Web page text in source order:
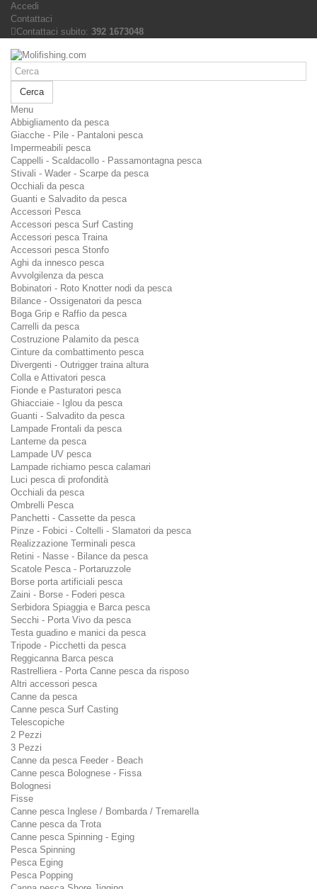
Accedi
Contattaci
Contattaci subito: 392 1673048
Cerca
Menu
Abbigliamento da pesca
Giacche - Pile - Pantaloni pesca
Impermeabili pesca
Cappelli - Scaldacollo - Passamontagna pesca
Stivali - Wader - Scarpe da pesca
Occhiali da pesca
Guanti e Salvadito da pesca
Accessori Pesca
Accessori pesca Surf Casting
Accessori pesca Traina
Accessori pesca Stonfo
Aghi da innesco pesca
Avvolgilenza da pesca
Bobinatori - Roto Knotter nodi da pesca
Bilance - Ossigenatori da pesca
Boga Grip e Raffio da pesca
Carrelli da pesca
Costruzione Palamito da pesca
Cinture da combattimento pesca
Divergenti - Outrigger traina altura
Colla e Attivatori pesca
Fionde e Pasturatori pesca
Ghiacciaie - Iglou da pesca
Guanti - Salvadito da pesca
Lampade Frontali da pesca
Lanterne da pesca
Lampade UV pesca
Lampade richiamo pesca calamari
Luci pesca di profondità
Occhiali da pesca
Ombrelli Pesca
Panchetti - Cassette da pesca
Pinze - Fobici - Coltelli - Slamatori da pesca
Realizzazione Terminali pesca
Retini - Nasse - Bilance da pesca
Scatole Pesca - Portaruzzole
Borse porta artificiali pesca
Zaini - Borse - Foderi pesca
Serbidora Spiaggia e Barca pesca
Secchi - Porta Vivo da pesca
Testa guadino e manici da pesca
Tripode - Picchetti da pesca
Reggicanna Barca pesca
Rastrelliera - Porta Canne pesca da risposo
Altri accessori pesca
Canne da pesca
Canne pesca Surf Casting
Telescopiche
2 Pezzi
3 Pezzi
Canne da pesca Feeder - Beach
Canne pesca Bolognese - Fissa
Bolognesi
Fisse
Canne pesca Inglese / Bombarda / Tremarella
Canne pesca da Trota
Canne pesca Spinning - Eging
Pesca Spinning
Pesca Eging
Pesca Popping